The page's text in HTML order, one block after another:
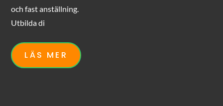
och fast anställning.
Utbilda di
LÄS MER